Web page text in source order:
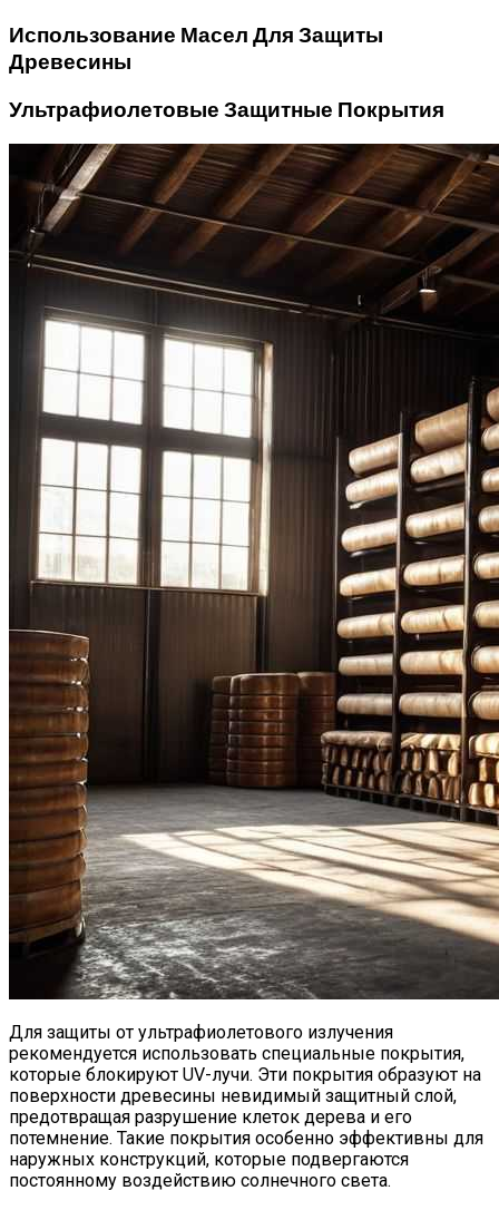
Использование Масел Для Защиты
Древесины
Ультрафиолетовые Защитные Покрытия
Для защиты от ультрафиолетового излучения
рекомендуется использовать специальные покрытия,
которые блокируют UV-лучи. Эти покрытия образуют на
поверхности древесины невидимый защитный слой,
предотвращая разрушение клеток дерева и его
потемнение. Такие покрытия особенно эффективны для
наружных конструкций, которые подвергаются
постоянному воздействию солнечного света.